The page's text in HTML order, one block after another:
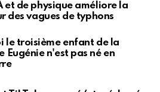
et de physique améliore la
des vagues de typhons
le troisième enfant de la
Eugénie n'est pas né en